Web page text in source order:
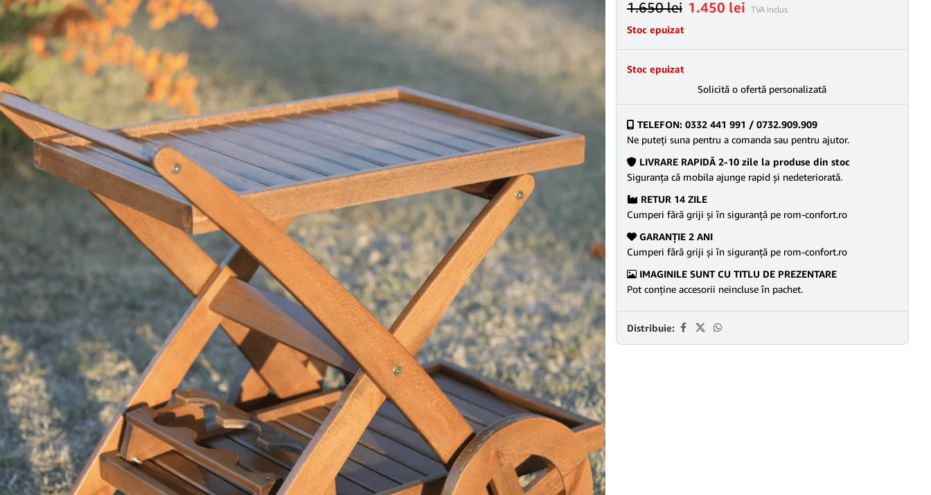
1.650lei 1.450 lei TVA Inclus
Stoc epuizat
Stoc epuizat
Solicită o ofertă personalizată
TELEFON: 0332 441 991 / 0732.909.909
Ne puteţi suna pentru a comanda sau pentru ajutor.
LIVRARE RAPIDĂ 2-10 zile la produse din stoc
Siguranţa că mobila ajunge rapid şi nedeteriorată.
RETUR 14 ZILE
Cumperi fără griji şi în siguranţă pe rom-confort.ro
GARANŢIE 2 ANI
Cumperi fără griji şi în siguranţă pe rom-confort.ro
IMAGINILE SUNT CU TITLU DE PREZENTARE
Pot conține accesorii neincluse în pachet.
Distribuie: